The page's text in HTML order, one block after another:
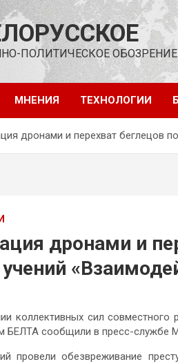
ПОЛИТИЧЕСКОЕ ОБОЗРЕНИЕ
МНЕНИЯ ТЕХНОЛОГИИ
дронами и перехват беглецов
дронами и
коллективных сил
БЕЛТА сообщили в пресс-службе
провели обезвреживание